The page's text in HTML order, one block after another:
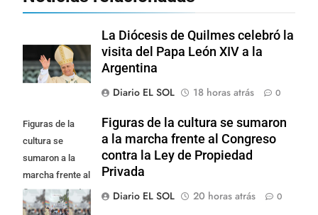
La Diócesis de Quilmes celebró la
visita del Papa León XIV a la
Argentina
Diario EL SOL
18 horas atrás 0
Figuras de la
cultura se
sumaron a la
marcha frente al
Congreso contra
la Ley de
Figuras de la cultura se sumaron
a la marcha frente al Congreso
contra la Ley de Propiedad
Privada
Diario EL SOL
20 horas atrás 0